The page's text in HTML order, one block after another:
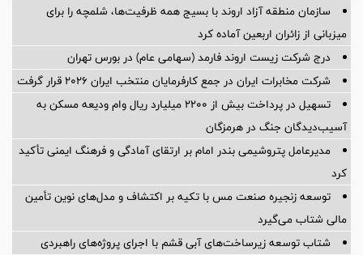
سازمان منطقه آزاد اروند با بسیج همه ظرفیت‌ها، شلمچه را برای
میزبانی از زائران اربعین آماده کرد
درج شرکت زیست اروند فارمد (سهامی عام) در بورس تهران
شرکت مخابرات ایران در جمع کارفرمایان منتخب ایران ۲۰۲۶ قرار گرفت
تسهیل در پرداخت بیش از ۲۲۰۰ میلیارد ریال وام ودیعه مسکن به
آسیب‌دیدگان جنگ در هرمزگان
مدیرعامل پتروشیمی بندر امام بر ارتقای آمادگی و فرهنگ ایمنی تأکید
کرد
توسعه زنجیره صنعت مس با تکیه بر اکتشاف و مدل‌های نوین تأمین
مالی شتاب می‌گیرد
شتاب توسعه زیرساخت‌های آبی قشم با اجرای پروژه‌های راهبردی